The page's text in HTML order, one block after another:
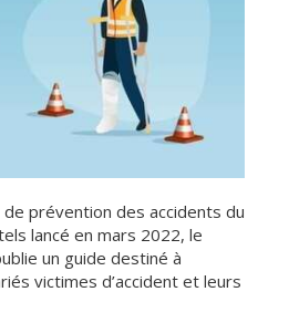
de prévention des accidents du
lancé en mars 2022, le
un guide destiné à
victimes d’accident et leurs